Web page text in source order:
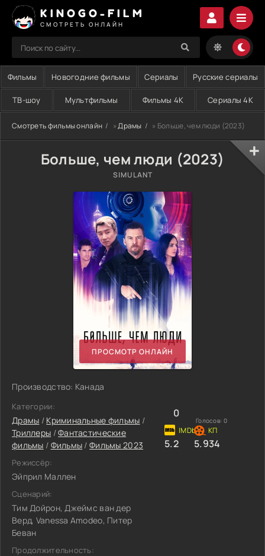
KINOGO-FILM
СМОТРЕТЬ ОНЛАЙН
Фильмы Новогодние фильмы Сериалы Русские сериалы
ТВ-шоу Мультфильмы Фильмы 4K Сериалы 4K
Смотреть фильмы онлайн »Драмы » Больше, чем люди (2023)
Больше, чем люди (2023)
SIMULANT
ПРОСМОТР ОНЛАЙН
Производство: Канада
Категории:
Драмы / Криминальные фильмы /
Триллеры /Фантастические
фильмы / Фильмы /Фильмы 2023
Режиссёр:
Эйприл Маллен
Сценарий:
Тим Дойрон, Джеймс ван дер
Верд, Vanessa Amodeo, Питер
Беван
Продолжительность:
0
Голосов: 0
5.2 5.934